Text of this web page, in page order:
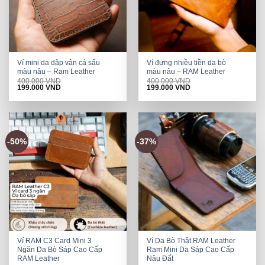
Ví mini da dập vân cá sấu
màu nâu – Ram Leather
400.000VND
Original
was:
199.000VNDCurrent
is:
Ví đựng nhiều tiền da bò
màu nâu – RAM Leather
400.000VND
Original
was:
199.000VNDCurrent
is:
-50%
Ví RAM C3 Card Mini 3
Ngăn Da Bò Sáp Cao Cấp
RAM Leather
-37%
Ví Da Bò Thật RAM Leather
Ram Mini Da Sáp Cao Cấp
Nâu Đất